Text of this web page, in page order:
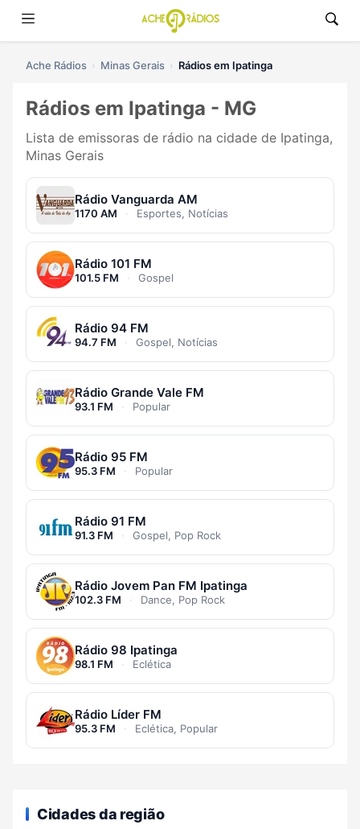
Ache Rádios Minas Gerais Rádios em Ipatinga
Rádios em Ipatinga - MG
Lista de emissoras de rádio na cidade de Ipatinga,
Minas Gerais
Rádio Vanguarda AM
1170 AM · Esportes, Notícias
Rádio 101 FM
101.5 FM · Gospel
Rádio 94 FM
94.7 FM · Gospel, Notícias
Rádio Grande Vale FM
93.1 FM · Popular
Rádio 95 FM
95.3 FM · Popular
Rádio 91 FM
91.3 FM · Gospel, Pop Rock
Rádio Jovem Pan FM Ipatinga
102.3 FM · Dance, Pop Rock
Rádio 98 Ipatinga
98.1 FM · Eclética
Rádio Líder FM
95.3 FM · Eclética, Popular
Cidades da região